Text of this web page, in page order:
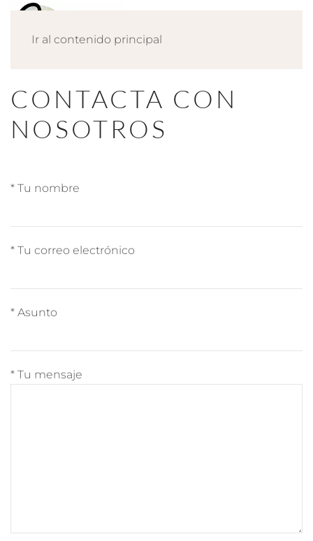
Ir al contenido principal
CONTACTA CON
NOSOTROS
* Tu nombre
* Tu correo electrónico
* Asunto
* Tu mensaje